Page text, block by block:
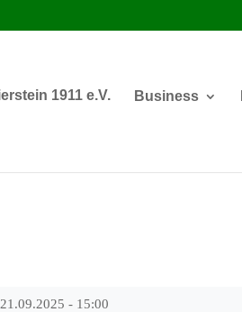
Business
21.09.2025 - 15:00